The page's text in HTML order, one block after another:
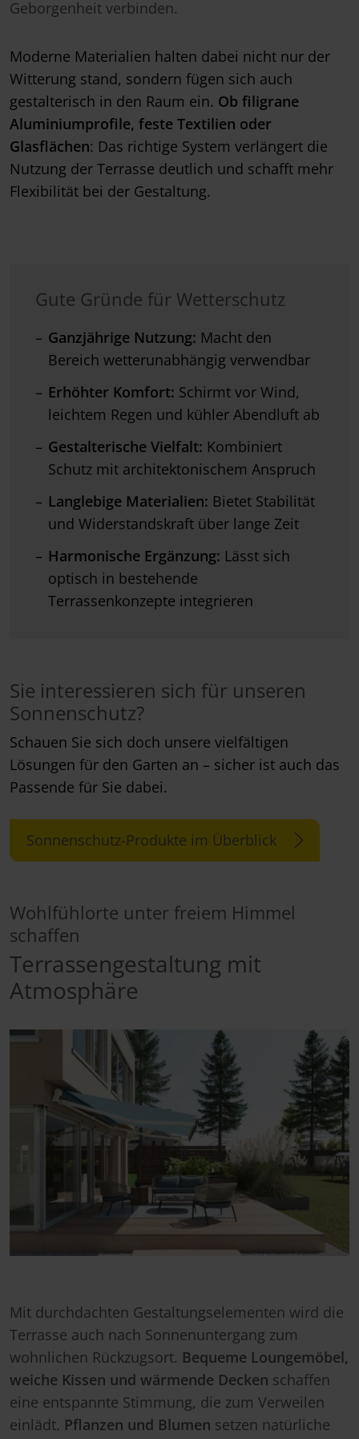
Geborgenheit verbinden.
Moderne Materialien halten dabei nicht nur der
Witterung stand, sondern fügen sich auch
gestalterisch in den Raum ein. Ob filigrane
Aluminiumprofile, feste Textilien oder
Glasflächen: Das richtige System verlängert die
Nutzung der Terrasse deutlich und schafft mehr
Flexibilität bei der Gestaltung.
Gute Gründe für Wetterschutz
Ganzjährige Nutzung: Macht den
Bereich wetterunabhängig verwendbar
Erhöhter Komfort: Schirmt vor Wind,
leichtem Regen und kühler Abendluft ab
Gestalterische Vielfalt: Kombiniert
Schutz mit architektonischem Anspruch
Langlebige Materialien: Bietet Stabilität
und Widerstandskraft über lange Zeit
Harmonische Ergänzung: Lässt sich
optisch in bestehende
Terrassenkonzepte integrieren
Sie interessieren sich für unseren
Sonnenschutz?
Schauen Sie sich doch unsere vielfältigen
Lösungen für den Garten an – sicher ist auch das
Passende für Sie dabei.
Sonnenschutz-Produkte im Überblick
Wohlfühlorte unter freiem Himmel
schaffen
Terrassengestaltung mit
Atmosphäre
Mit durchdachten Gestaltungselementen wird die
Terrasse auch nach Sonnenuntergang zum
wohnlichen Rückzugsort. Bequeme Loungemöbel,
weiche Kissen und wärmende Decken schaffen
eine entspannte Stimmung, die zum Verweilen
einlädt. Pflanzen und Blumen setzen natürliche